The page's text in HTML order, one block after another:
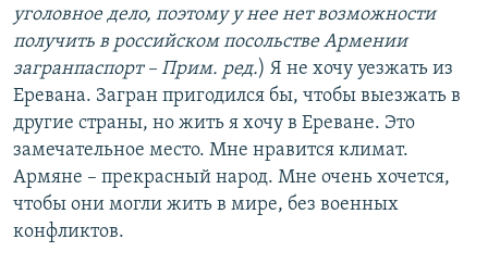
уголовное дело, поэтому у нее нет возможности
получить в российском посольстве Армении
загранпаспорт – Прим. ред.) Я не хочу уезжать из
Еревана. Загран пригодился бы, чтобы выезжать в
другие страны, но жить я хочу в Ереване. Это
замечательное место. Мне нравится климат.
Армяне – прекрасный народ. Мне очень хочется,
чтобы они могли жить в мире, без военных
конфликтов.